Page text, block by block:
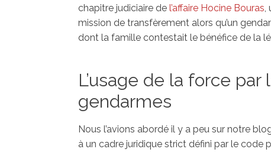
chapitre judiciaire de l’affaire Hocine Bouras,
mission de transfèrement alors qu’un
dont la famille contestait le bénéfice de la
L’usage de la force
gendarmes
Nous l’avions abordé il y a peu sur notre
à un cadre juridique strict défini par le code